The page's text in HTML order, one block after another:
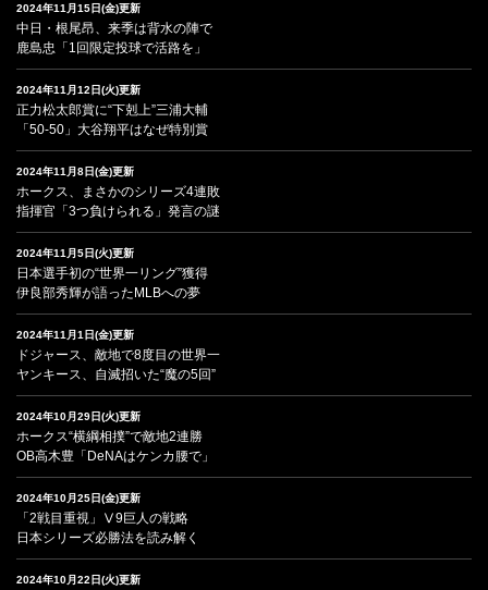
2024年11月15日(金)更新
中日・根尾昂、来季は背水の陣で
鹿島忠「1回限定投球で活路を」
2024年11月12日(火)更新
正力松太郎賞に“下剋上”三浦大輔
「50-50」大谷翔平はなぜ特別賞
2024年11月8日(金)更新
ホークス、まさかのシリーズ4連敗
指揮官「3つ負けられる」発言の謎
2024年11月5日(火)更新
日本選手初の“世界一リング”獲得
伊良部秀輝が語ったMLBへの夢
2024年11月1日(金)更新
ドジャース、敵地で8度目の世界一
ヤンキース、自滅招いた“魔の5回”
2024年10月29日(火)更新
ホークス“横綱相撲”で敵地2連勝
OB高木豊「DeNAはケンカ腰で」
2024年10月25日(金)更新
「2戦目重視」Ⅴ9巨人の戦略
日本シリーズ必勝法を読み解く
2024年10月22日(火)更新